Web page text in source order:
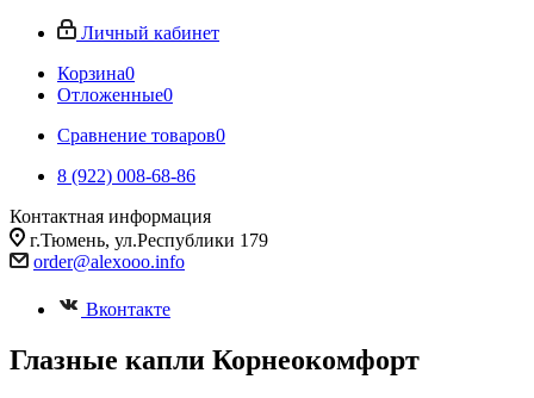
Личный кабинет
Корзина0
Отложенные0
Сравнение товаров0
8 (922) 008-68-86
Контактная информация
г.Тюмень, ул.Республики 179
order@alexooo.info
Вконтакте
Глазные капли Корнеокомфорт